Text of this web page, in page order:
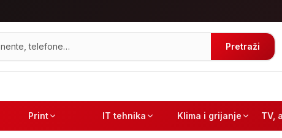
Pretraži
Print IT tehnika Klima i grijanje